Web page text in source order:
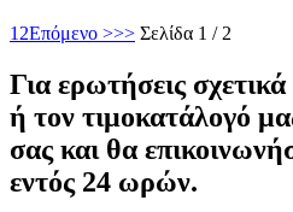
1 2Επόμενο >>> Σελίδα 1 / 2
Για ερωτήσεις
ή τον τιμοκατάλογό
σας και θα
εντός 24 ωρών.